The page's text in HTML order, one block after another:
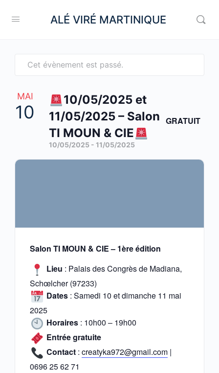
ALÉ VIRÉ MARTINIQUE
Cet évènement est passé.
MAI
10
10/05/2025 et
11/05/2025 – Salon
TI MOUN & CIE
10/05/2025 - 11/05/2025
GRATUIT
Salon TI MOUN & CIE – 1ère édition
Lieu : Palais des Congrès de Madiana,
Schœlcher (97233)
Dates : Samedi 10 et dimanche 11 mai
2025
Horaires : 10h00 – 19h00
Entrée gratuite
Contact : creatyka972@gmail.com |
0696 25 62 71